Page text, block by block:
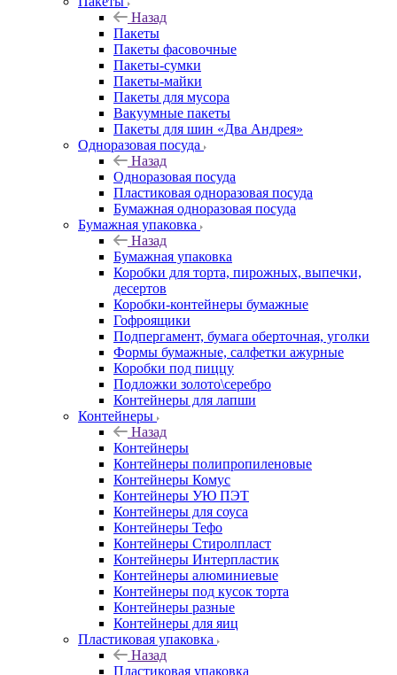
Назад
Пакеты
Пакеты фасовочные
Пакеты-сумки
Пакеты-майки
Пакеты для мусора
Вакуумные пакеты
Пакеты для шин «Два Андрея»
Одноразовая посуда
Назад
Одноразовая посуда
Пластиковая одноразовая посуда
Бумажная одноразовая посуда
Бумажная упаковка
Назад
Бумажная упаковка
Коробки для торта, пирожных, выпечки,
десертов
Коробки-контейнеры бумажные
Гофроящики
Подпергамент, бумага оберточная, уголки
Формы бумажные, салфетки ажурные
Коробки под пиццу
Подложки золото\серебро
Контейнеры для лапши
Контейнеры
Назад
Контейнеры
Контейнеры полипропиленовые
Контейнеры Комус
Контейнеры УЮ ПЭТ
Контейнеры для соуса
Контейнеры Тефо
Контейнеры Стиролпласт
Контейнеры Интерпластик
Контейнеры алюминиевые
Контейнеры под кусок торта
Контейнеры разные
Контейнеры для яиц
Пластиковая упаковка
Назад
Пластиковая упаковка